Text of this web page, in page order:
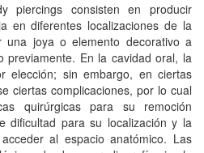
piercings consisten en producir
en diferentes localizaciones de la
joya o elemento decorativo a
previamente. En la cavidad oral, la
elección; sin embargo, en ciertas
ciertas complicaciones, por lo cual
quirúrgicas para su remoción
dificultad para su localización y la
al espacio anatómico. Las